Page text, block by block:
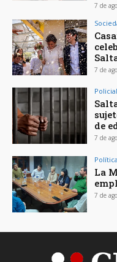
7 de
7 de
de
7 de
Política
La
7 de